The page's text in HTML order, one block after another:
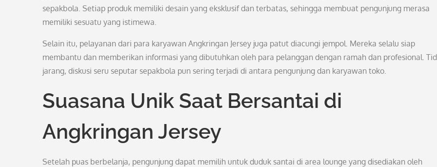
sepakbola. Setiap produk memiliki desain yang eksklusif dan terbatas, sehingga membuat pengunjung merasa
memiliki sesuatu yang istimewa.
Selain itu, pelayanan dari para karyawan Angkringan Jersey juga patut diacungi jempol. Mereka selalu siap
membantu dan memberikan informasi yang dibutuhkan oleh para pelanggan dengan ramah dan profesional.
jarang, diskusi seru seputar sepakbola pun sering terjadi di antara pengunjung dan karyawan toko.
Suasana Unik Saat Bersantai di
Angkringan Jersey
Setelah puas berbelanja, pengunjung dapat memilih untuk duduk santai di area lounge yang disediakan oleh